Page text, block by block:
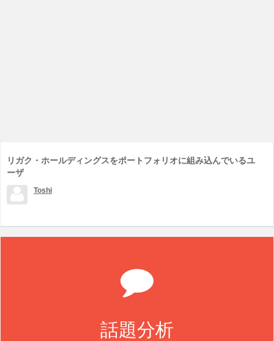
リガク・ホールディングスをポートフォリオに組み込んでいるユ
ーザ
Toshi
話題分析